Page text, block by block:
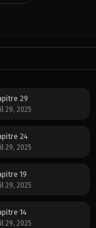
29
29, 2025
24
29, 2025
19
29, 2025
14
29, 2025